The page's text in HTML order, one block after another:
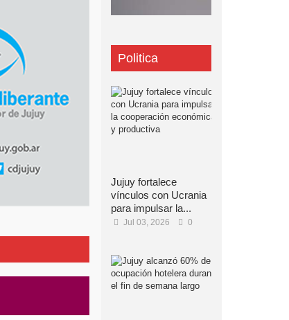
Politica
Jujuy fortalece
vínculos con Ucrania
para impulsar la...
Jul 03, 2026 0